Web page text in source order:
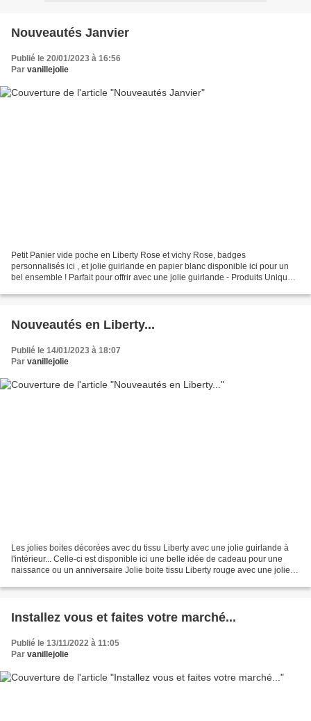
Nouveautés Janvier
Publié le 20/01/2023 à 16:56
Par vanillejolie
Petit Panier vide poche en Liberty Rose et vichy Rose, badges
personnalisés ici , et jolie guirlande en papier blanc disponible ici pour un
bel ensemble ! Parfait pour offrir avec une jolie guirlande - Produits Uniques
Nouveautés en Liberty...
Publié le 14/01/2023 à 18:07
Par vanillejolie
Les jolies boites décorées avec du tissu Liberty avec une jolie guirlande à
l'intérieur... Celle-ci est disponible ici une belle idée de cadeau pour une
naissance ou un anniversaire Jolie boite tissu Liberty rouge avec une jolie
Installez vous et faites votre marché...
Publié le 13/11/2022 à 11:05
Par vanillejolie